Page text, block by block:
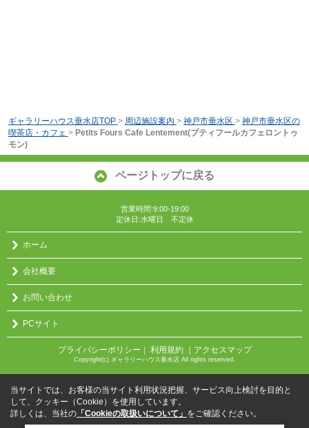
ギャラリーハウス垂水店TOP > 周辺施設案内 > 神戸市垂水区 > 神戸市垂水区の
喫茶店・カフェ > Petits Fours Cafe Lentement(プティフールカフェロントゥ
モン)
ページトップに戻る
営業時間:9:00-19:00
定休日:水曜日 不定休
ホーム
会社概要
お問い合わせ
PCサイト
プライバシーポリシー ｜ 利用規約 ｜アクセスマップ
Copyright(c) ギャラリーハウス垂水店 All rights reserved.
当サイトでは、お客様の当サイト利用状況把握、サービス向上検討を目的と
して、クッキー（Cookie）を使用しています。
詳しくは、当社の 「Cookieの取扱いについて」 をご確認ください。